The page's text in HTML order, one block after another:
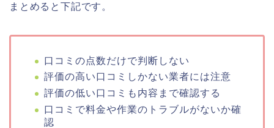
まとめると下記です。
口コミの点数だけで判断しない
評価の高い口コミしかない業者には注意
評価の低い口コミも内容まで確認する
口コミで料金や作業のトラブルがないか確
認